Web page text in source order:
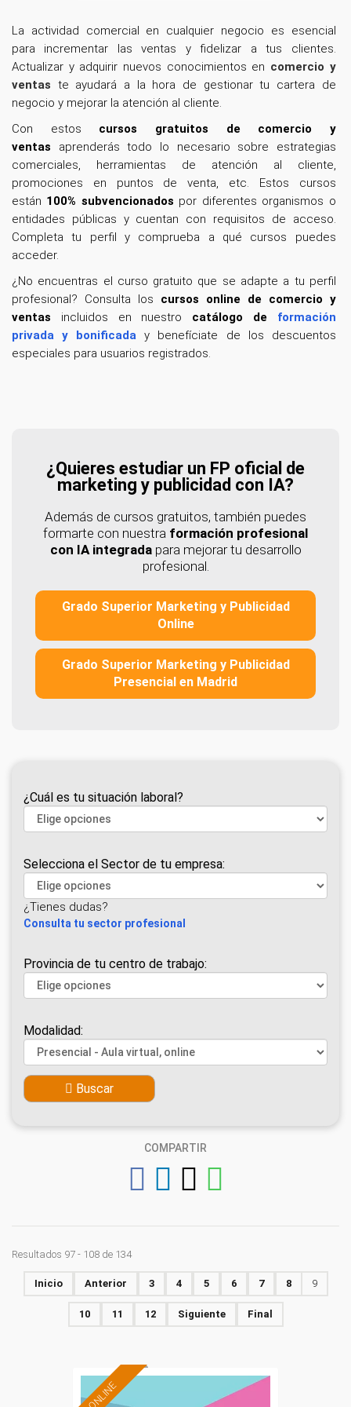
La actividad comercial en cualquier negocio es esencial
para incrementar las ventas y fidelizar a tus clientes.
Actualizar y adquirir nuevos conocimientos en comercio y
ventas te ayudará a la hora de gestionar tu cartera de
negocio y mejorar la atención al cliente.
Con estos cursos gratuitos de comercio y
ventas aprenderás todo lo necesario sobre estrategias
comerciales, herramientas de atención al cliente,
promociones en puntos de venta, etc. Estos cursos
están 100% subvencionados por diferentes organismos o
entidades públicas y cuentan con requisitos de acceso.
Completa tu perfil y comprueba a qué cursos puedes
acceder.
¿No encuentras el curso gratuito que se adapte a tu perfil
profesional? Consulta los cursos online de comercio y
ventas incluidos en nuestro catálogo de
formación
privada y bonificada y benefíciate de los descuentos
especiales para usuarios registrados.
¿Quieres estudiar un FP oficial de
marketing y publicidad con IA?
Además de cursos gratuitos, también puedes
formarte con nuestra formación profesional
con IA integradapara mejorar tu desarrollo
profesional.
Grado Superior Marketing y Publicidad
Online
Grado Superior Marketing y Publicidad
Presencial en Madrid
¿Cuál es tu situación laboral?
Selecciona el Sector de tu empresa:
¿Tienes dudas?
Consulta tu sector profesional
Provincia de tu centro de trabajo:
Modalidad:
Buscar
COMPARTIR
Resultados 97 - 108 de 134
Inicio Anterior 3 4 5 6 7 8 9
10 11 12 Siguiente Final
ONLINE